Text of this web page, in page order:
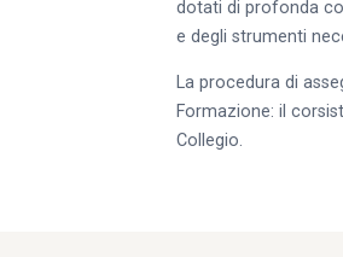
dotati di profonda
e degli strumenti
La procedura di
Formazione: il
Collegio.